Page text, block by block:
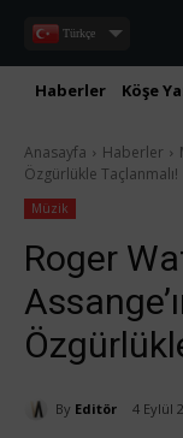
Türkçe
Haberler Köşe
Anasayfa Haberler
Özgürlükle Taçlanmalı!
Müzik
Roger
By Editör 4 Eylül